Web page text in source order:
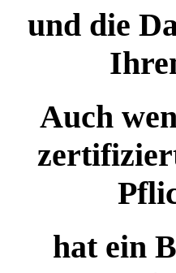
und die
Auch
hat ein